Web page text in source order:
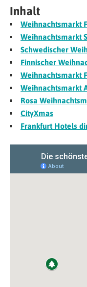
Inhalt
Weihnachtsmarkt
Weihnachtsmarkt
Schwedischer
Finnischer
Weihnachtsmarkt
Weihnachtsmarkt
Rosa
CityXmas
Frankfurt Hotels